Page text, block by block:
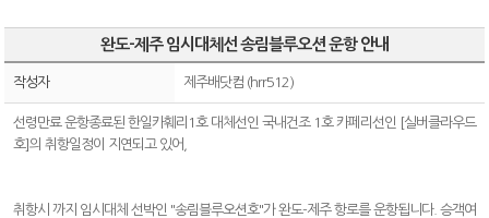
완도-제주 임시대체선 송림블루오션 운항 안내
작성자 제주배닷컴 (hrr512)
선령만료 운항종료된 한일카훼리1호 대체선인 국내건조 1호 카페리선인 [실버클라우드
호]의 취항일정이 지연되고 있어,
취항시 까지 임시대체 선박인 "송림블루오션호"가 완도-제주 항로를 운항됩니다. 승객여